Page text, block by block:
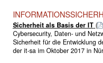
Sicherheit als Basis der IT (
Cybersecurity, Daten- und
Sicherheit für die Entwicklung
der it-sa im Oktober 2017 in